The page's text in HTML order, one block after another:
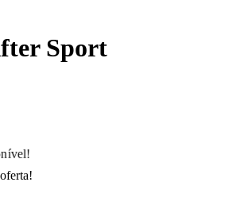
Sport